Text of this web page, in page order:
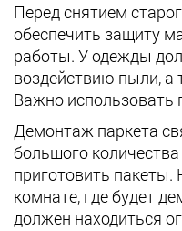
Перед снятием
обеспечить защиту
работы. У одежды
воздействию пыли, а
Важно использовать
Демонтаж паркета
большого
приготовить
комнате, где будет
должен находиться